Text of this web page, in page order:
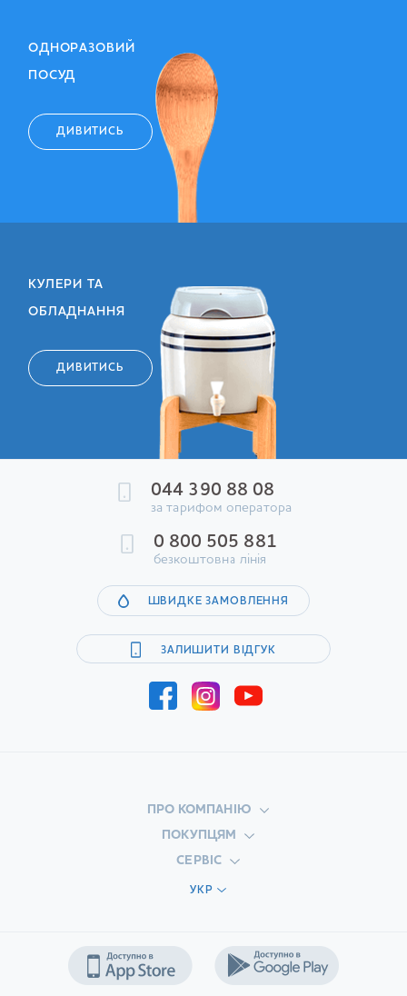
ОДНОРАЗОВИЙ
ПОСУД
ДИВИТИСЬ
КУЛЕРИ ТА
ОБЛАДНАННЯ
ДИВИТИСЬ
044 390 88 08
за тарифом оператора
0 800 505 881
безкоштовна лінія
ШВИДКЕ ЗАМОВЛЕННЯ
ЗАЛИШИТИ ВІДГУК
ПРО КОМПАНІЮ
ПОКУПЦЯМ
СЕРВІС
УКР